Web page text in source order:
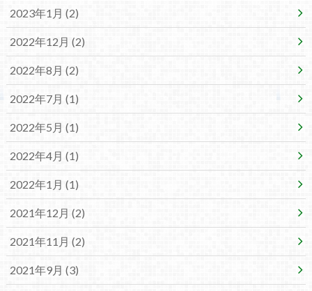
2023年1月 (2)
2022年12月 (2)
2022年8月 (2)
2022年7月 (1)
2022年5月 (1)
2022年4月 (1)
2022年1月 (1)
2021年12月 (2)
2021年11月 (2)
2021年9月 (3)